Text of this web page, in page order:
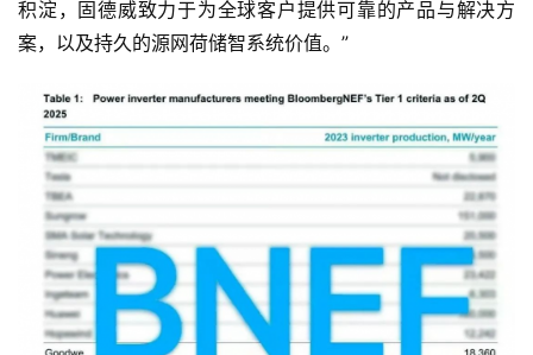
积淀，固德威致力于为全球客户提供可靠的产品与解决方
案，以及持久的源网荷储智系统价值。”